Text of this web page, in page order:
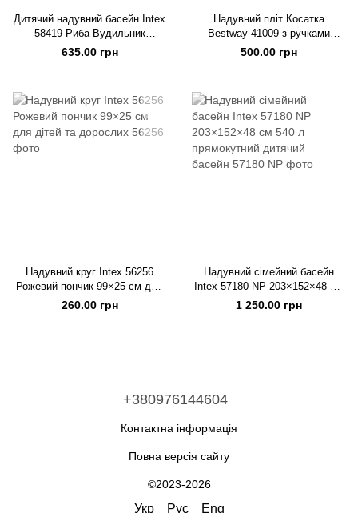
Дитячий надувний басейн Intex
58419 Риба Вудильник
127×102×86 см з м’яким дном
635.00 грн
Надувний пліт Косатка
Bestway 41009 з ручками
203×102 см
500.00 грн
Надувний круг Intex 56256
Рожевий пончик 99×25 см для
дітей та дорослих
260.00 грн
Надувний сімейний басейн
Intex 57180 NP 203×152×48 см
540 л прямокутний дитячий
1 250.00 грн
+380976144604
Контактна інформація
Повна версія сайту
©2023-2026
Укр Рус Eng